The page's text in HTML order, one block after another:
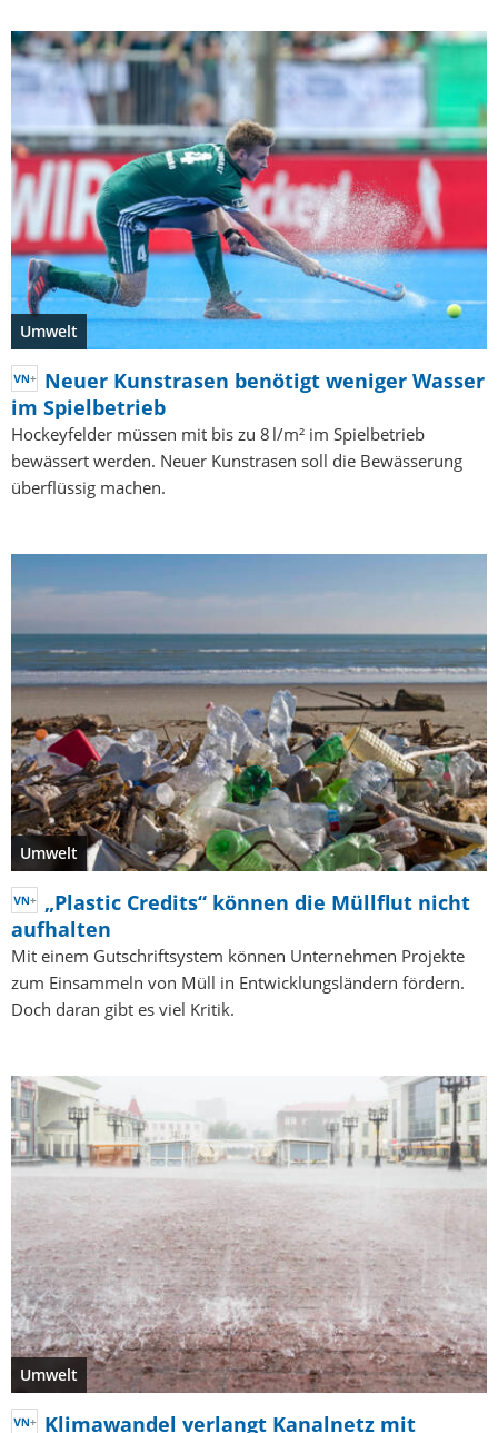
Umwelt
Neuer Kunstrasen benötigt weniger Wasser
im Spielbetrieb
Hockeyfelder müssen mit bis zu 8 l/m² im Spielbetrieb
bewässert werden. Neuer Kunstrasen soll die Bewässerung
überflüssig machen.
Umwelt
„Plastic Credits“ können die Müllflut nicht
aufhalten
Mit einem Gutschriftsystem können Unternehmen Projekte
zum Einsammeln von Müll in Entwicklungsländern fördern.
Doch daran gibt es viel Kritik.
Umwelt
Klimawandel verlangt Kanalnetz mit